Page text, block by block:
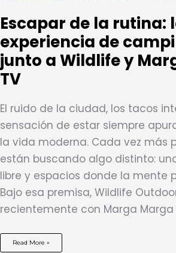
Escapar de la rutina:
experiencia de
junto a Wildlife y
TV
El ruido de la ciudad, los tacos
sensación de estar siempre
la vida moderna. Cada vez más
están buscando algo distinto:
libre y espacios donde la mente
Bajo esa premisa, Wildlife
recientemente con Marga Marga
Escapar
Read More »